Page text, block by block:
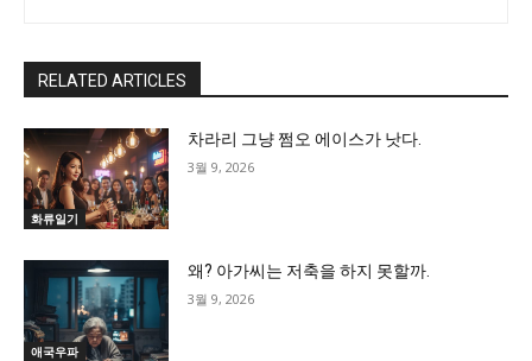
RELATED ARTICLES
화류일기
차라리 그냥 쩜오 에이스가 낫다.
3월 9, 2026
애국우파
왜? 아가씨는 저축을 하지 못할까.
3월 9, 2026